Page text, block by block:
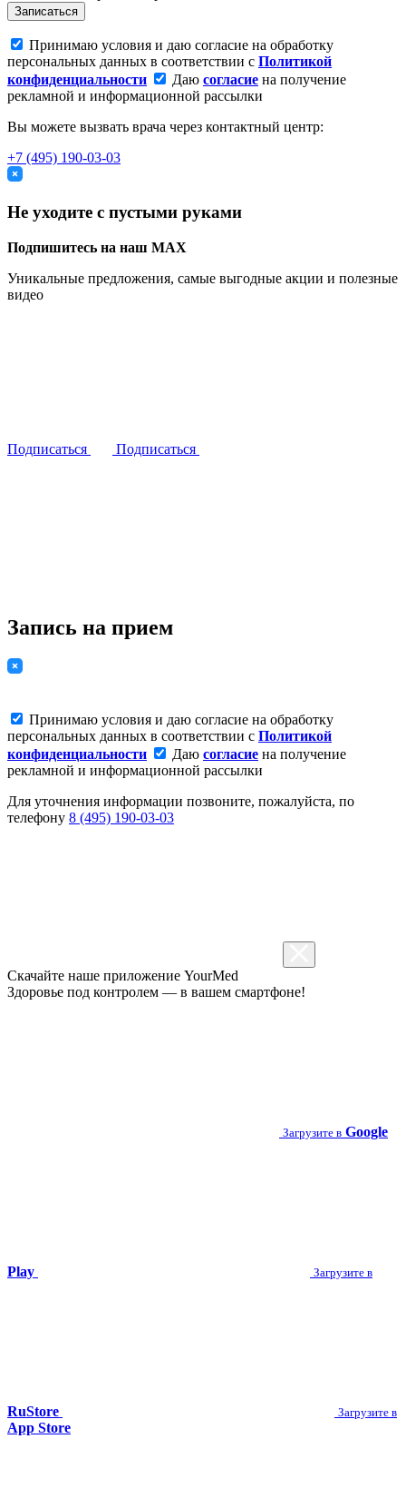
Записаться
Принимаю условия и даю согласие на обработку
персональных данных в соответствии с Политикой
конфиденциальности
Даю согласие на получение
рекламной и информационной рассылки
Вы можете вызвать врача через контактный центр:
+7 (495) 190-03-03
Не уходите с пустыми руками
Подпишитесь на наш MAX
Уникальные предложения, самые выгодные акции и полезные
видео
Подписаться Подписаться
Запись на прием
Принимаю условия и даю согласие на обработку
персональных данных в соответствии с Политикой
конфиденциальности
Даю согласие на получение
рекламной и информационной рассылки
Для уточнения информации позвоните, пожалуйста, по
телефону 8 (495) 190-03-03
Скачайте наше приложение YourMed
Здоровье под контролем — в вашем смартфоне!
Загрузите в Google
Play Загрузите в
RuStore Загрузите в
App Store